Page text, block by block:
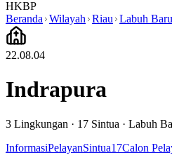
HKBP
Beranda Wilayah Riau Labuh Baru
22.08.04
Indrapura
3 Lingkungan · 17 Sintua · Labuh
InformasiPelayanSintua17Calon